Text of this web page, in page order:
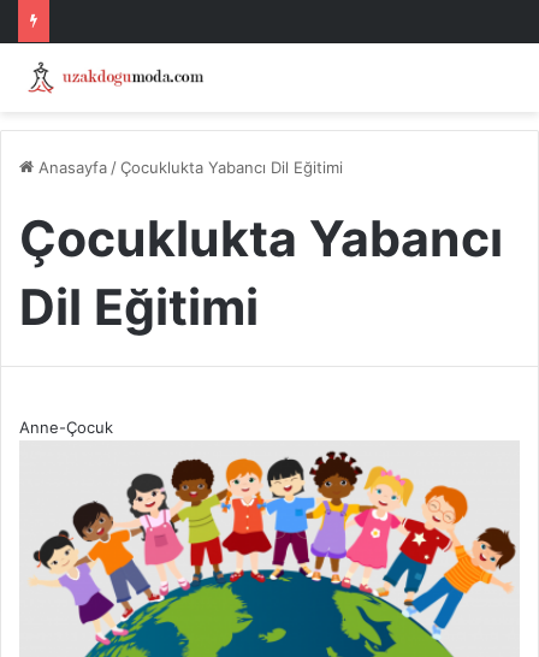
Anasayfa /Çocuklukta Yabancı Dil Eğitimi
Çocuklukta Yabancı
Dil Eğitimi
Anne-Çocuk